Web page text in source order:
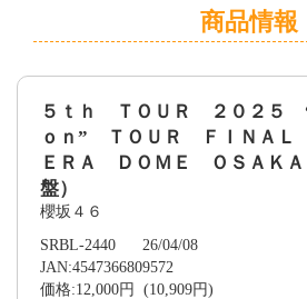
商品情報
５ｔｈ ＴＯＵＲ ２０２５ “
ｏｎ” ＴＯＵＲ ＦＩＮＡ
ＥＲＡ ＤＯＭＥ ＯＳＡＫＡ
盤）
櫻坂４６
SRBL-2440 26/04/08
JAN:4547366809572
価格:12,000円 (10,909円)